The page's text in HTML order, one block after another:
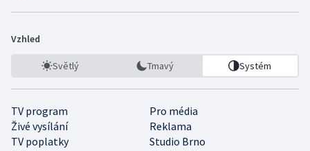
Vzhled
Světlý Tmavý Systém
TV program
Pro média
Živé vysílání
Reklama
TV poplatky
Studio Brno